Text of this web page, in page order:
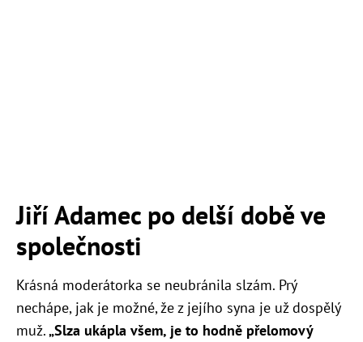
Jiří Adamec po delší době ve
společnosti
Krásná moderátorka se neubránila slzám. Prý
nechápe, jak je možné, že z jejího syna je už dospělý
muž.„Slza ukápla všem, je to hodně přelomový